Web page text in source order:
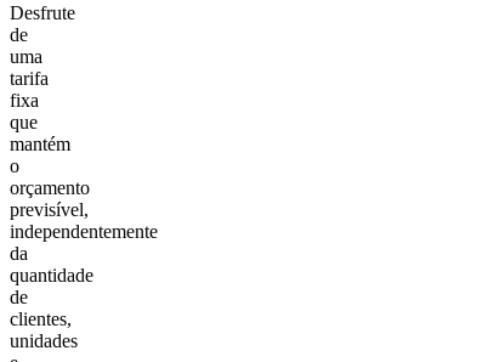
Desfrute
de
uma
tarifa
fixa
que
mantém
o
orçamento
previsível,
independentemente
da
quantidade
de
clientes,
unidades